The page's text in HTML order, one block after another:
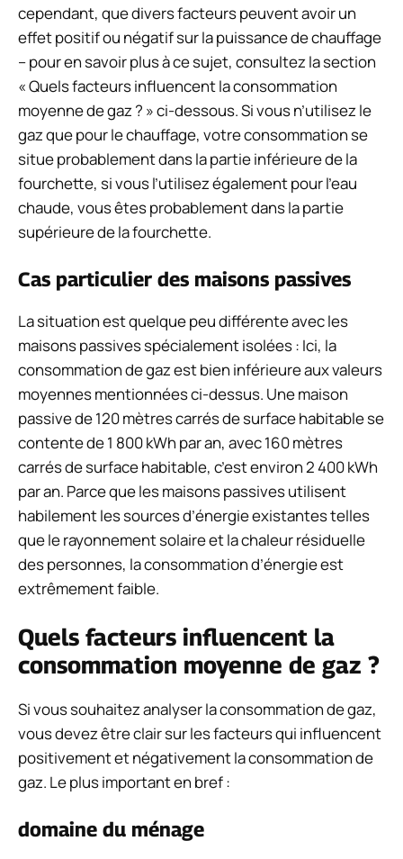
cependant, que divers facteurs peuvent avoir un
effet positif ou négatif sur la puissance de chauffage
– pour en savoir plus à ce sujet, consultez la section
« Quels facteurs influencent la consommation
moyenne de gaz ? » ci-dessous. Si vous n’utilisez le
gaz que pour le chauffage, votre consommation se
situe probablement dans la partie inférieure de la
fourchette, si vous l’utilisez également pour l’eau
chaude, vous êtes probablement dans la partie
supérieure de la fourchette.
Cas particulier des maisons passives
La situation est quelque peu différente avec les
maisons passives spécialement isolées : Ici, la
consommation de gaz est bien inférieure aux valeurs
moyennes mentionnées ci-dessus. Une maison
passive de 120 mètres carrés de surface habitable se
contente de 1 800 kWh par an, avec 160 mètres
carrés de surface habitable, c’est environ 2 400 kWh
par an. Parce que les maisons passives utilisent
habilement les sources d’énergie existantes telles
que le rayonnement solaire et la chaleur résiduelle
des personnes, la consommation d’énergie est
extrêmement faible.
Quels facteurs influencent la
consommation moyenne de gaz ?
Si vous souhaitez analyser la consommation de gaz,
vous devez être clair sur les facteurs qui influencent
positivement et négativement la consommation de
gaz. Le plus important en bref :
domaine du ménage